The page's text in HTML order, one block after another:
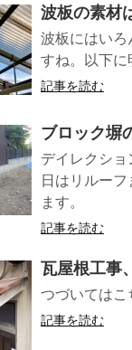
波板の素材
波板にはいろ
すね。以下に
記事を読む
ブロック
デイレクシ
日はリルー
ます。
記事を読む
瓦屋根工事
つづいてはこ
記事を読む